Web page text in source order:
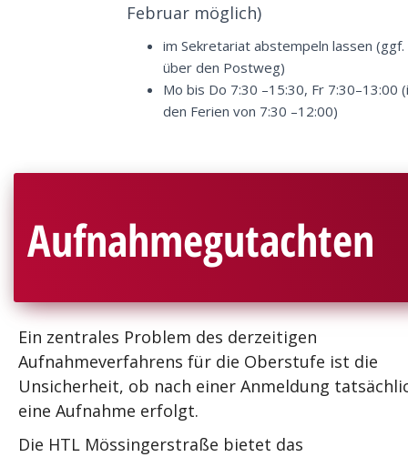
Februar möglich)
im Sekretariat abstempeln lassen (ggf.
über den Postweg)
Mo bis Do 7:30 –15:30, Fr 7:30–13:00
den Ferien von 7:30 –12:00)
Aufnahmegutachten
Ein zentrales Problem des derzeitigen
Aufnahmeverfahrens für die Oberstufe ist die
Unsicherheit, ob nach einer Anmeldung
eine Aufnahme erfolgt.
Die HTL Mössingerstraße bietet das